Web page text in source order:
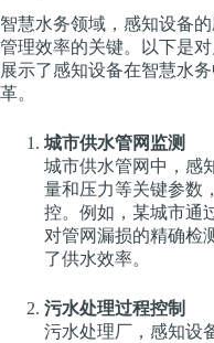
智慧水务领域，感知设备
管理效率的关键。以下是
展示了感知设备在智慧水
革。
城市供水管网监测
城市供水管网中，感
量和压力等关键参数
控。例如，某城市通
对管网漏损的精确检
了供水效率。
污水处理过程控制
污水处理厂，感知设